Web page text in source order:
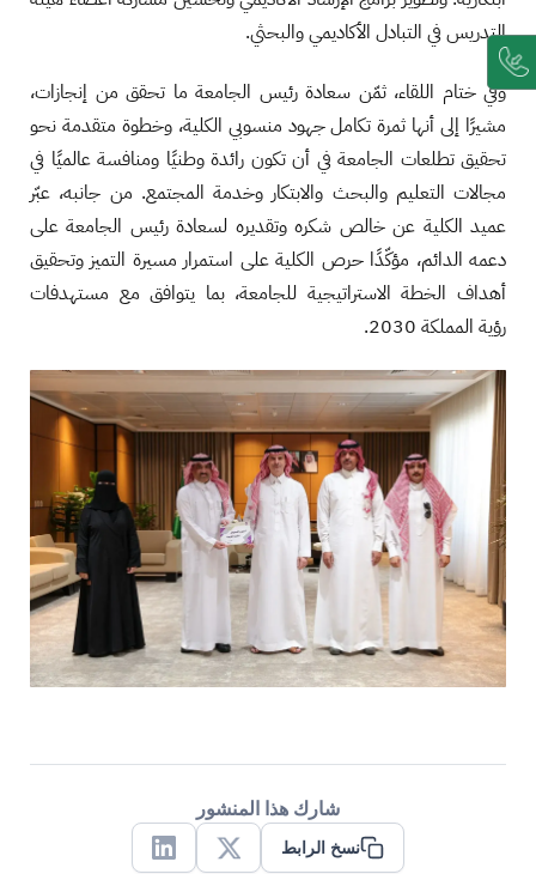
التدريس في التبادل الأكاديمي والبحثي.
وفي ختام اللقاء، ثمّن سعادة رئيس الجامعة ما تحقق من إنجازات،
مشيرًا إلى أنها ثمرة تكامل جهود منسوبي الكلية، وخطوة متقدمة نحو
تحقيق تطلعات الجامعة في أن تكون رائدة وطنيًا ومنافسة عالميًا في
مجالات التعليم والبحث والابتكار وخدمة المجتمع. من جانبه، عبّر
عميد الكلية عن خالص شكره وتقديره لسعادة رئيس الجامعة على
دعمه الدائم، مؤكّدًا حرص الكلية على استمرار مسيرة التميز وتحقيق
أهداف الخطة الاستراتيجية للجامعة، بما يتوافق مع مستهدفات
رؤية المملكة 2030.
شارك هذا المنشور
نسخ الرابط
X
Linkedin